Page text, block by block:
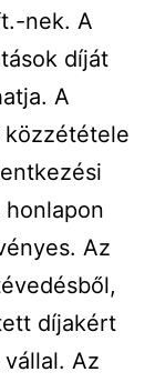
nek. A
díját
A
közzététele
Az
díjakért
Az